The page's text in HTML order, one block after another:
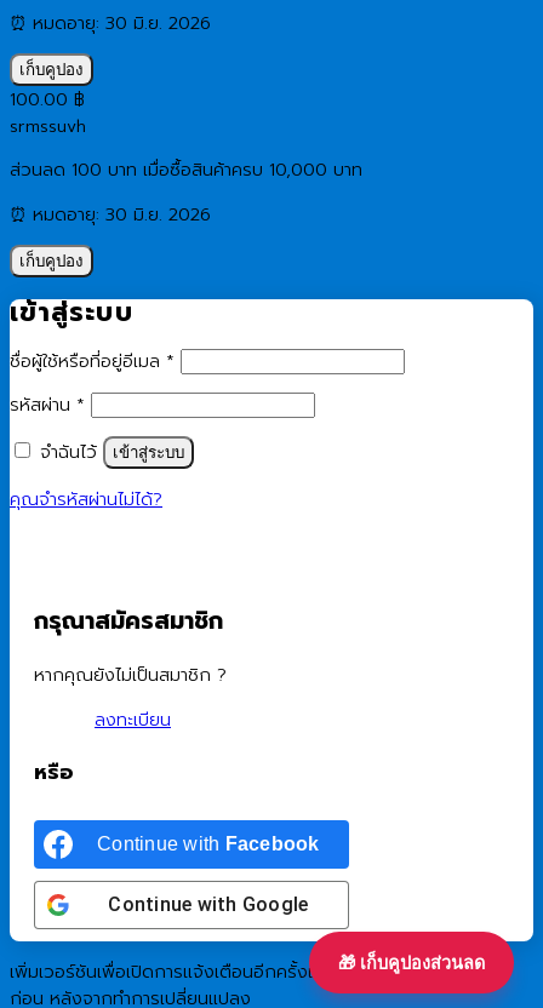
🎁 เก็บคูปองส่วนลด
⏰ หมดอายุ: 30 มิ.ย. 2026
เก็บคูปอง
100.00 ฿
srmssuvh
ส่วนลด 100 บาท เมื่อซื้อสินค้าครบ 10,000 บาท
⏰ หมดอายุ: 30 มิ.ย. 2026
เก็บคูปอง
เข้าสู่ระบบ
ชื่อผู้ใช้หรือที่อยู่อีเมล *
รหัสผ่าน *
จำฉันไว้
เข้าสู่ระบบ
คุณจำรหัสผ่านไม่ได้?
กรุณาสมัครสมาชิก
หากคุณยังไม่เป็นสมาชิก ?
ลงทะเบียน
หรือ
Continue with Facebook
Continue with Google
เพิ่มเวอร์ชันเพื่อเปิดการแจ้งเตือนอีกครั้งแก่ผู้เยี่ยมชมที่เคยยอมรับมา
ก่อน หลังจากทำการเปลี่ยนแปลง